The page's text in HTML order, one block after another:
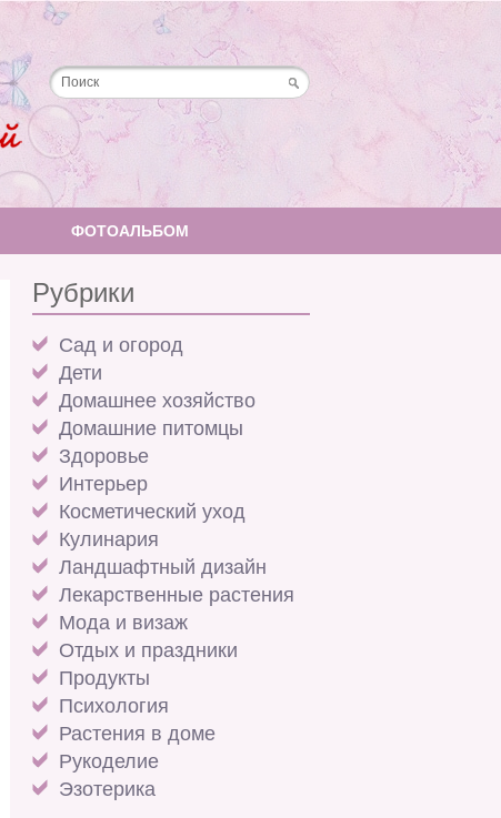
ФОТОАЛЬБОМ
Рубрики
Cад и огород
Дети
Домашнее хозяйство
Домашние питомцы
Здоровье
Интерьер
Косметический уход
Кулинария
Ландшафтный дизайн
Лекарственные растения
Мода и визаж
Отдых и праздники
Продукты
Психология
Растения в доме
Рукоделие
Эзотерика